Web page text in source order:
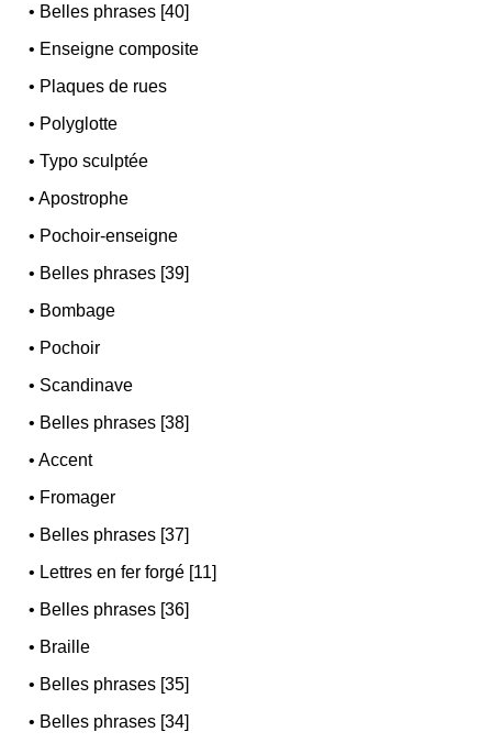
• Belles phrases [40]
• Enseigne composite
• Plaques de rues
• Polyglotte
•Typo sculptée
•Apostrophe
• Pochoir-enseigne
• Belles phrases [39]
• Bombage
• Pochoir
• Scandinave
• Belles phrases [38]
•Accent
• Fromager
• Belles phrases [37]
• Lettres en fer forgé [11]
• Belles phrases [36]
• Braille
• Belles phrases [35]
• Belles phrases [34]